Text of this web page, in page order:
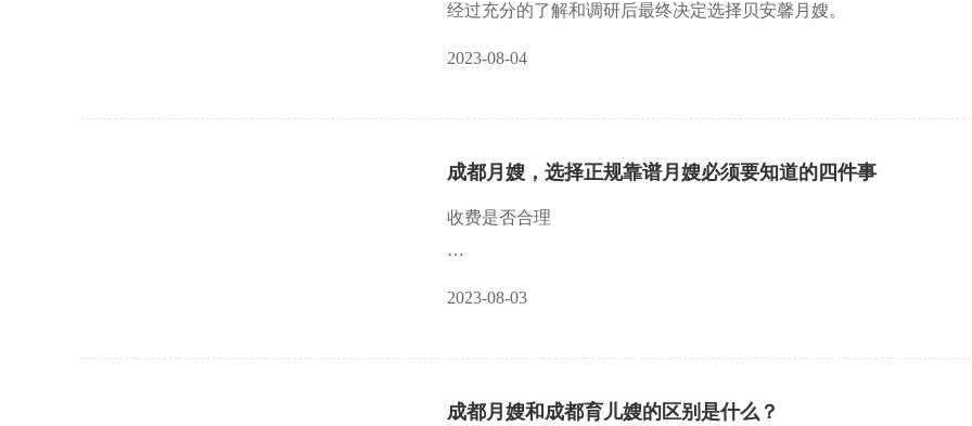
经过充分的了解和调研后最终决定选择贝安馨月嫂。
2023-08-04
成都月嫂，选择正规靠谱月嫂必须要知道的四件事
收费是否合理
2023-08-03
成都月嫂和成都育儿嫂的区别是什么？